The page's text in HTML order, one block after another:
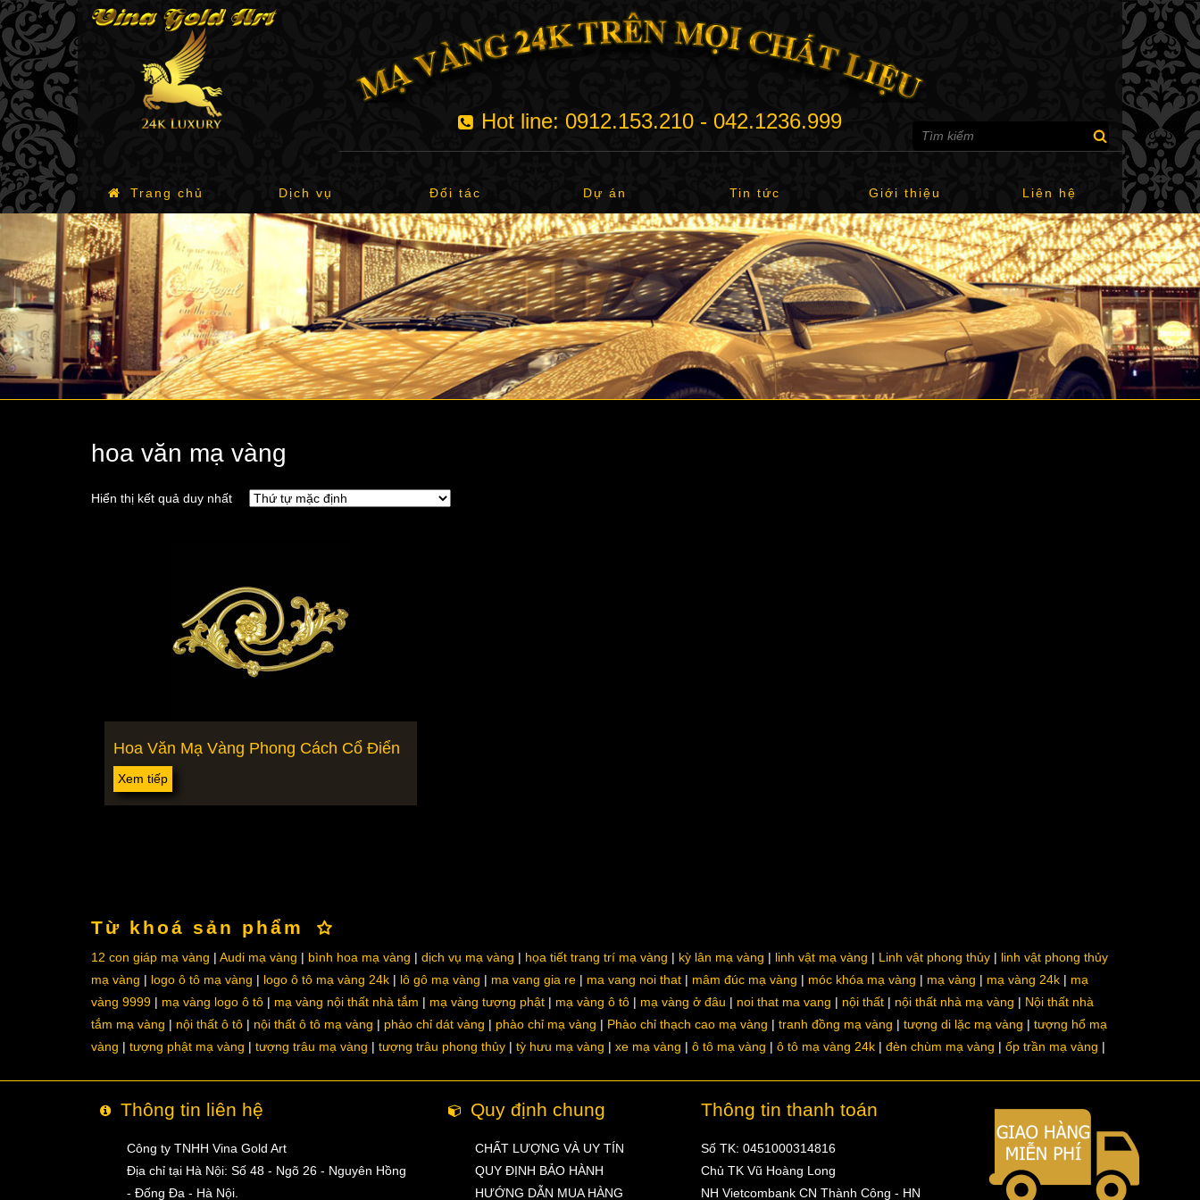
Hot line: 0912.153.210 - 042.1236.999
Trang chủ Dịch vụ Đối tác Dự án Tin tức Giới thiệu Liên hệ
hoa văn mạ vàng
Hiển thị kết quả duy nhất
Hoa Văn Mạ Vàng Phong Cách Cổ Điển
Xem tiếp
Từ khoá sản phẩm
12 con giáp mạ vàng Audi mạ vàng bình hoa mạ vàng dịch vụ mạ vàng họa tiết trang trí mạ vàng kỳ lân mạ vàng linh vật mạ vàng Linh vật phong thủy
linh vật phong thủy
mạ vàng
logo ô tô mạ vàng logo ô tô mạ vàng 24k lô gô mạ vàng ma vang gia re ma vang noi that mâm đúc mạ vàng móc khóa mạ vàng mạ vàng mạ vàng 24k
mạ
vàng 9999
mạ vàng logo ô tô mạ vàng nội thất nhà tắm mạ vàng tượng phật mạ vàng ô tô mạ vàng ở đâu noi that ma vang nội thất nội thất nhà mạ vàng
Nội thất nhà
tắm mạ vàng
nội thất ô tô nội thất ô tô mạ vàng phào chỉ dát vàng phào chỉ mạ vàng Phào chỉ thạch cao mạ vàng tranh đồng mạ vàng tượng di lặc mạ vàng
tượng hổ mạ
vàng
tượng phật mạ vàng tượng trâu mạ vàng tượng trâu phong thủy tỳ hưu mạ vàng xe mạ vàng ô tô mạ vàng ô tô mạ vàng 24k đèn chùm mạ vàng ốp trần mạ vàng
Thông tin liên hệ
Công ty TNHH Vina Gold Art
Địa chỉ tại Hà Nội: Số 48 - Ngõ 26 - Nguyên Hồng
- Đống Đa - Hà Nội.
Quy định chung
CHẤT LƯỢNG VÀ UY TÍN
QUY ĐỊNH BẢO HÀNH
HƯỚNG DẪN MUA HÀNG
Thông tin thanh toán
Số TK: 0451000314816
Chủ TK Vũ Hoàng Long
NH Vietcombank CN Thành Công - HN